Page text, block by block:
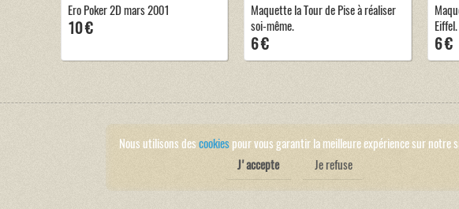
Ero Poker 2D mars 2001
10 €
Maquette la Tour de Pise à réaliser
soi-même.
6 €
Eiffel.
6 €
Nous utilisons des cookiespour vous garantir la meilleure expérience sur notre
J'accepte
Je refuse